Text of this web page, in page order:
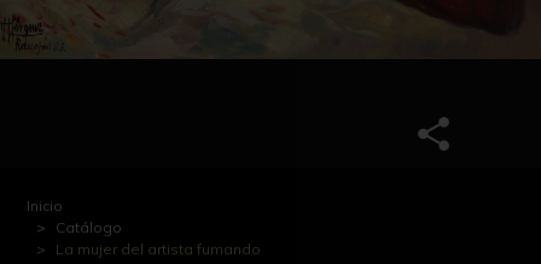
Inicio
Catálogo
La mujer del artista fumando